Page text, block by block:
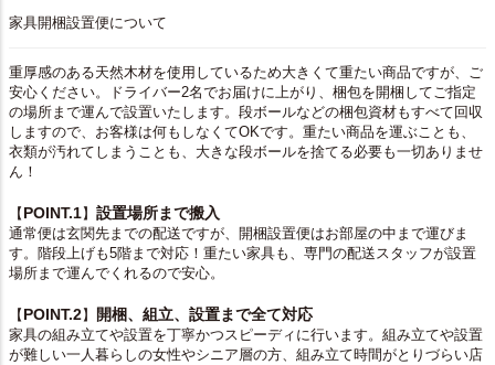
家具開梱設置便について
重厚感のある天然木材を使用しているため大きくて重たい商品ですが、ご
安心ください。ドライバー2名でお届けに上がり、梱包を開梱してご指定
の場所まで運んで設置いたします。段ボールなどの梱包資材もすべて回収
しますので、お客様は何もしなくてOKです。重たい商品を運ぶことも、
衣類が汚れてしまうことも、大きな段ボールを捨てる必要も一切ありませ
ん！
【 POINT.1】 設置場所まで搬入
通常便は玄関先までの配送ですが、開梱設置便はお部屋の中まで運びま
す。階段上げも5階まで対応！重たい家具も、専門の配送スタッフが設置
場所まで運んでくれるので安心。
【 POINT.2】 開梱、組立、設置まで全て対応
家具の組み立てや設置を丁寧かつスピーディに行います。組み立てや設置
が難しい一人暮らしの女性やシニア層の方、組み立て時間がとりづらい店